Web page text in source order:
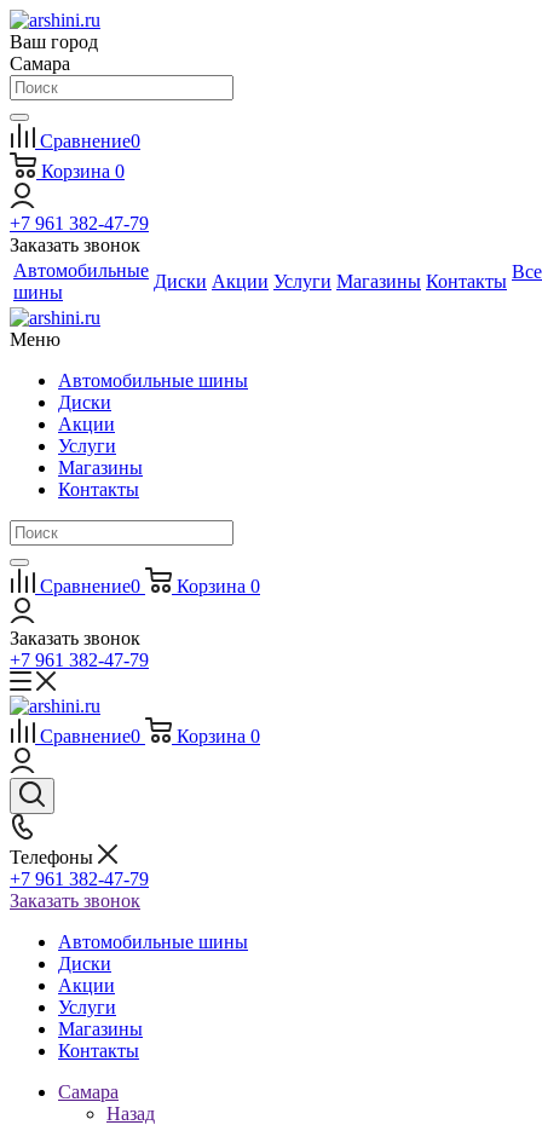
Ваш город
Самара
Сравнение0
Корзина 0
+7 961 382-47-79
Заказать звонок
Автомобильные
шины
Диски Акции Услуги Магазины Контакты Все
Меню
Автомобильные шины
Диски
Акции
Услуги
Магазины
Контакты
Сравнение0 Корзина 0
Заказать звонок
+7 961 382-47-79
Сравнение0 Корзина 0
Телефоны
+7 961 382-47-79
Заказать звонок
Автомобильные шины
Диски
Акции
Услуги
Магазины
Контакты
Самара
Назад